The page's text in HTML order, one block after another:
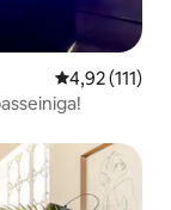
Keskmine
4,92 (111)